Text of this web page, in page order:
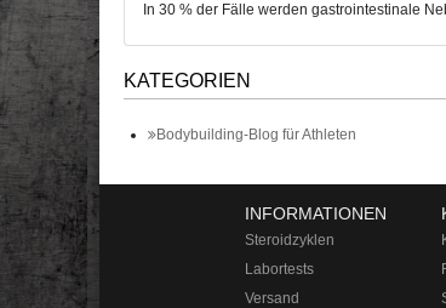
In 30 % der Fälle werden gastrointestinale
KATEGORIEN
Bodybuilding-Blog für Athleten
INFORMATIONEN
Steroidzyklen
Labortests
Versand